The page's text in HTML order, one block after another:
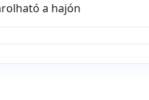
a hajón